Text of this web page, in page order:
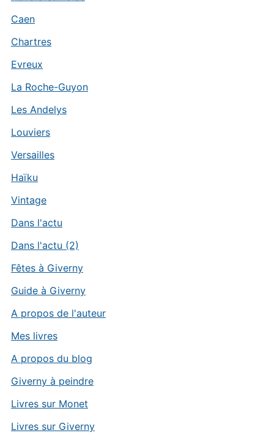
Caen
Chartres
Evreux
La Roche-Guyon
Les Andelys
Louviers
Versailles
Haïku
Vintage
Dans l'actu
Dans l'actu (2)
Fêtes à Giverny
Guide à Giverny
A propos de l'auteur
Mes livres
A propos du blog
Giverny à peindre
Livres sur Monet
Livres sur Giverny